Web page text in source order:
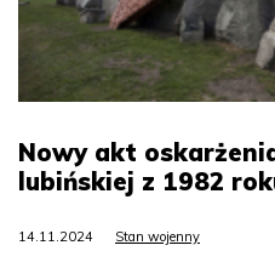
Nowy akt
lubińskiej z 1982
14.11.2024 Stan wojenny